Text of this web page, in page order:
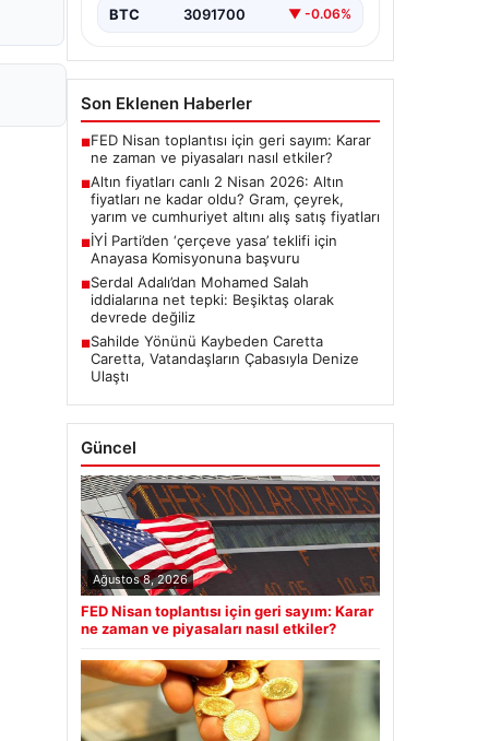
BTC 3091700 ▼ -0.06%
Son Eklenen Haberler
■FED Nisan toplantısı için geri sayım: Karar
ne zaman ve piyasaları nasıl etkiler?
■Altın fiyatları canlı 2 Nisan 2026: Altın
fiyatları ne kadar oldu? Gram, çeyrek,
yarım ve cumhuriyet altını alış satış fiyatları
■İYİ Parti’den ‘çerçeve yasa’ teklifi için
Anayasa Komisyonuna başvuru
■Serdal Adalı’dan Mohamed Salah
iddialarına net tepki: Beşiktaş olarak
devrede değiliz
■Sahilde Yönünü Kaybeden Caretta
Caretta, Vatandaşların Çabasıyla Denize
Ulaştı
Güncel
Ağustos 8, 2026
FED Nisan toplantısı için geri sayım: Karar
ne zaman ve piyasaları nasıl etkiler?